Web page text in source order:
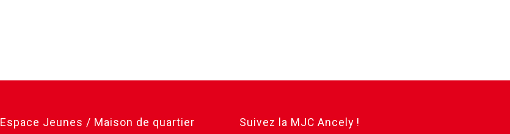
Espace Jeunes / Maison de quartier Suivez la MJC Ancely !